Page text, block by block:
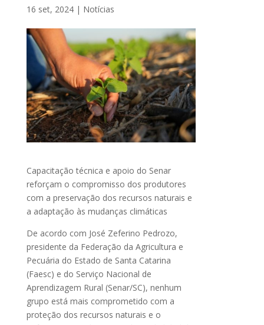
16 set, 2024| Notícias
Capacitação técnica e apoio do Senar
reforçam o compromisso dos produtores
com a preservação dos recursos naturais e
a adaptação às mudanças climáticas
De acordo com José Zeferino Pedrozo,
presidente da Federação da Agricultura e
Pecuária do Estado de Santa Catarina
(Faesc) e do Serviço Nacional de
Aprendizagem Rural (Senar/SC), nenhum
grupo está mais comprometido com a
proteção dos recursos naturais e o